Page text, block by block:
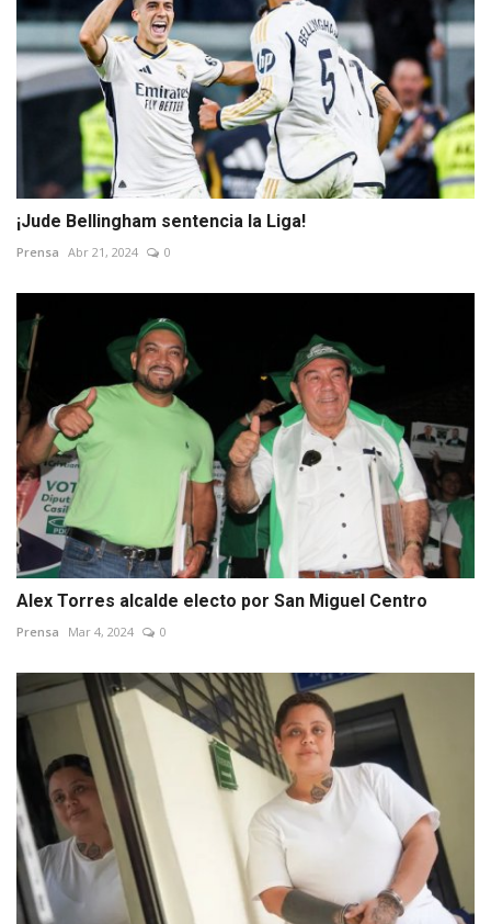
¡Jude Bellingham sentencia la Liga!
Prensa Abr 21, 2024 0
Alex Torres alcalde electo por San Miguel Centro
Prensa Mar 4, 2024 0